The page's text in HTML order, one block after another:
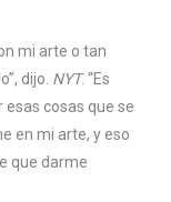
mi arte o tan
dijo. NYT. “Es
cosas que se
en mi arte, y eso
que darme